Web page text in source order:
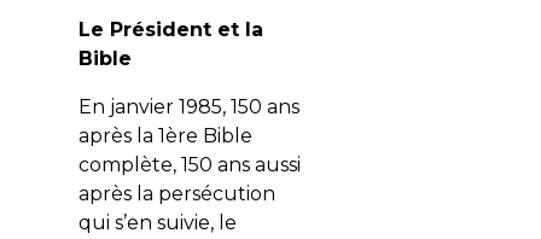
Le Président et la
Bible
En janvier 1985, 150 ans
après la 1ère Bible
complète, 150 ans aussi
après la persécution
qui s’en suivie, le